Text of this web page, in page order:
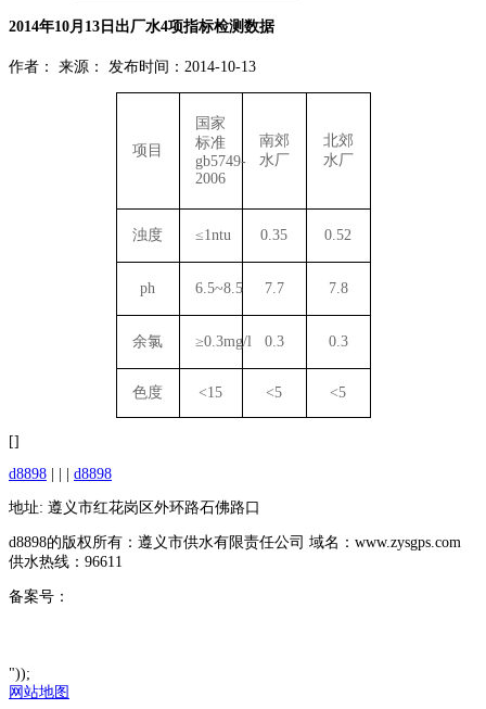
2014年10月13日出厂水4项指标检测数据
作者： 来源： 发布时间：2014-10-13
项目
国家
标准
gb5749-
2006
南郊
水厂
北郊
水厂
浊度 ≤1ntu 0.35 0.52
ph 6.5~8.5 7.7 7.8
余氯 ≥0.3mg/l 0.3 0.3
色度 <15 <5 <5
[]
d8898 | | | d8898
地址: 遵义市红花岗区外环路石佛路口
d8898的版权所有：遵义市供水有限责任公司 域名：www.zysgps.com
供水热线：96611
备案号：
"));
网站地图